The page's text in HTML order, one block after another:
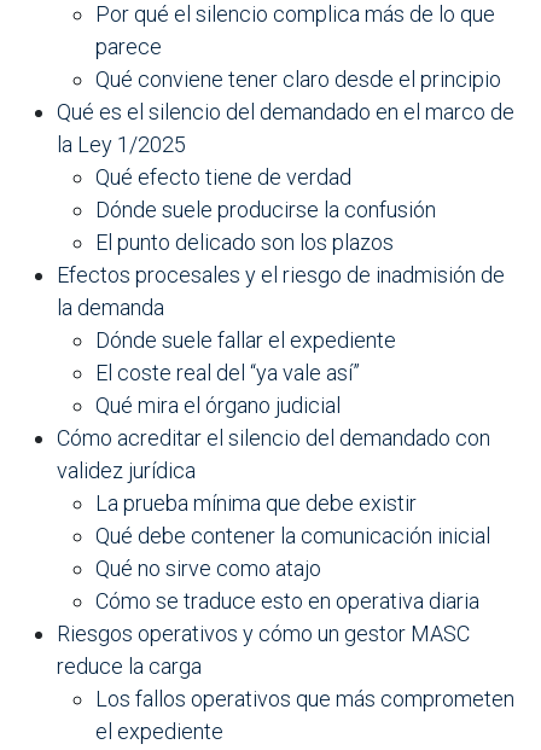
Por qué el silencio complica más de lo que
parece
Qué conviene tener claro desde el principio
Qué es el silencio del demandado en el marco de
la Ley 1/2025
Qué efecto tiene de verdad
Dónde suele producirse la confusión
El punto delicado son los plazos
Efectos procesales y el riesgo de inadmisión de
la demanda
Dónde suele fallar el expediente
El coste real del “ya vale así”
Qué mira el órgano judicial
Cómo acreditar el silencio del demandado con
validez jurídica
La prueba mínima que debe existir
Qué debe contener la comunicación inicial
Qué no sirve como atajo
Cómo se traduce esto en operativa diaria
Riesgos operativos y cómo un gestor MASC
reduce la carga
Los fallos operativos que más comprometen
el expediente